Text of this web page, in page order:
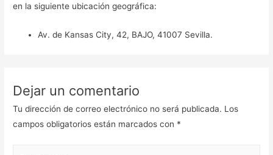
en la siguiente ubicación geográfica:
Av. de Kansas City, 42, BAJO, 41007 Sevilla.
Dejar un comentario
Tu dirección de correo electrónico no será publicada. Los
campos obligatorios están marcados con *